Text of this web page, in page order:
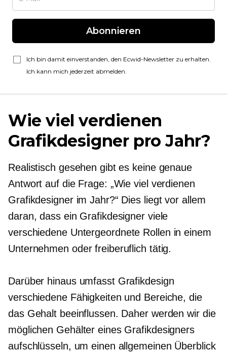
Abonnieren
Ich bin damit einverstanden, den Ecwid-Newsletter zu erhalten.
Ich kann mich jederzeit abmelden.
Wie viel verdienen
Grafikdesigner pro Jahr?
Realistisch gesehen gibt es keine genaue
Antwort auf die Frage: „Wie viel verdienen
Grafikdesigner im Jahr?“ Dies liegt vor allem
daran, dass ein Grafikdesigner viele
verschiedene Untergeordnete Rollen in einem
Unternehmen oder freiberuflich tätig.
Darüber hinaus umfasst Grafikdesign
verschiedene Fähigkeiten und Bereiche, die
das Gehalt beeinflussen. Daher werden wir die
möglichen Gehälter eines Grafikdesigners
aufschlüsseln, um einen allgemeinen Überblick